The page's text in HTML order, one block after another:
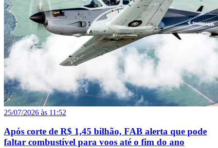
25/07/2026 às 11:52
Após corte de R$ 1,45 bilhão, FAB alerta que pode
faltar combustível para voos até o fim do ano